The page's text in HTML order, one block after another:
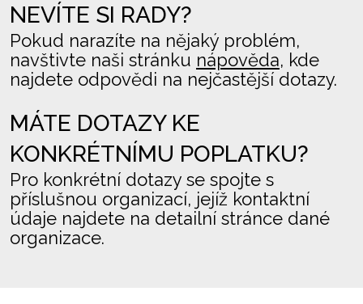
NEVÍTE SI RADY?
Pokud narazíte na nějaký problém,
navštivte naši stránku nápověda, kde
najdete odpovědi na nejčastější dotazy.
MÁTE DOTAZY KE
KONKRÉTNÍMU POPLATKU?
Pro konkrétní dotazy se spojte s
příslušnou organizací, jejíž kontaktní
údaje najdete na detailní stránce dané
organizace.